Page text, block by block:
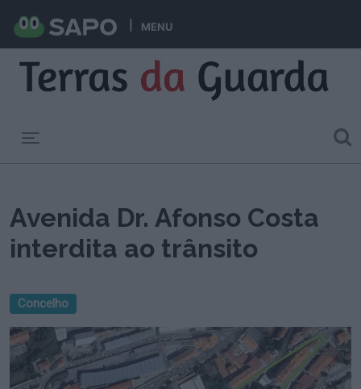
MENU
Avenida Dr. Afonso Costa
interdita ao trânsito
Concelho